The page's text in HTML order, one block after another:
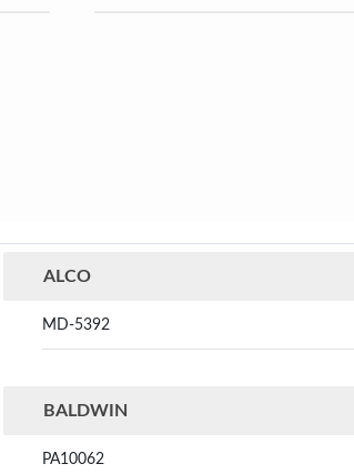
ALCO
MD-5392
BALDWIN
PA10062